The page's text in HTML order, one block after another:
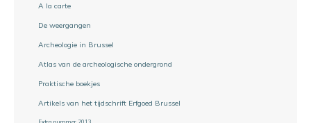
A la carte
De weergangen
Archeologie in Brussel
Atlas van de archeologische ondergrond
Praktische boekjes
Artikels van het tijdschrift Erfgoed Brussel
Extra nummer 2013